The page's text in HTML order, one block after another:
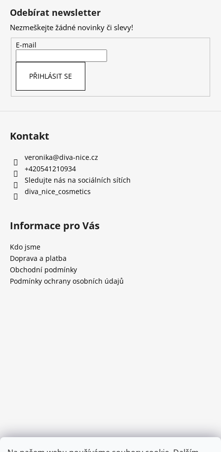
Odebírat newsletter
Nezmeškejte žádné novinky či slevy!
E-mail
PŘIHLÁSIT SE
Kontakt
veronika@diva-nice.cz
+420541210934
Sledujte nás na sociálních sítích
diva_nice_cosmetics
Informace pro Vás
Kdo jsme
Doprava a platba
Obchodní podmínky
Podmínky ochrany osobních údajů
Provozní doba: